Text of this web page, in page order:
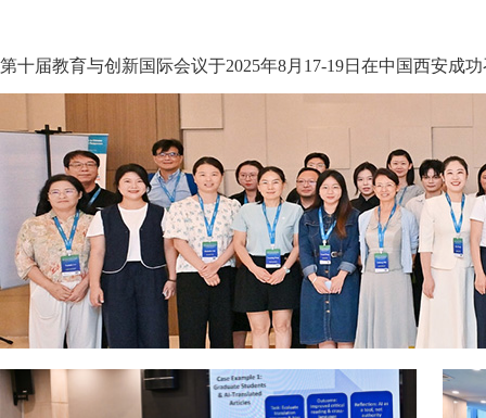
第十届教育与创新国际会议于2025年8月17-19日在中国西安成